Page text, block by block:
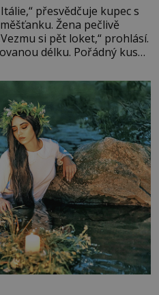
přesvědčuje kupec s
Žena pečlivě
si pět loket,“ prohlásí.
délku. Pořádný kus
zhodnotí švadlena
„Ošidili vás, podívejte.“